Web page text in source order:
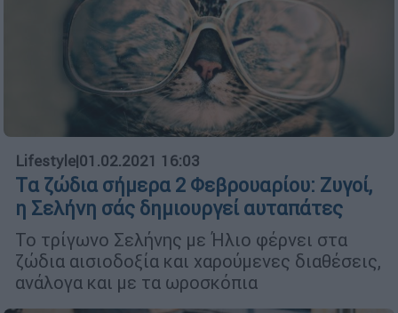
Lifestyle|01.02.2021 16:03
Tα ζώδια σήμερα 2 Φεβρουαρίου: Ζυγοί,
η Σελήνη σάς δημιουργεί αυταπάτες
Το τρίγωνο Σελήνης με Ήλιο φέρνει στα
ζώδια αισιοδοξία και χαρούμενες διαθέσεις,
ανάλογα και με τα ωροσκόπια